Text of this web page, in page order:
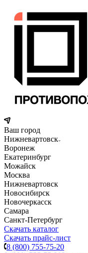
Ваш город
Нижневартовск
Воронеж
Екатеринбург
Можайск
Москва
Нижневартовск
Новосибирск
Новочеркасск
Самара
Санкт-Петербург
Скачать каталог
Скачать прайс-лист
8 (800) 755-75-20